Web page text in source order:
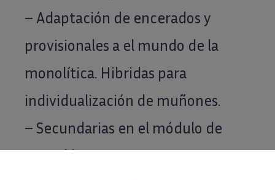
– Adaptación de encerados y
provisionales a el mundo de la
monolítica. Hibridas para
individualización de muñones.
– Secundarias en el módulo de
esqueléticos.